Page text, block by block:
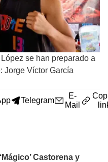
se han preparado a
Jorge Víctor García
Telegram
E-
Mail
Castorena y